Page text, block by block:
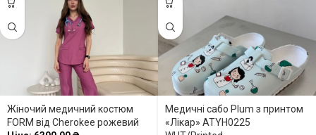
Жіночий медичний костюм
FORM від Cherokee рожевий
Медичні сабо Plum з принтом
«Лікар» ATYH0225